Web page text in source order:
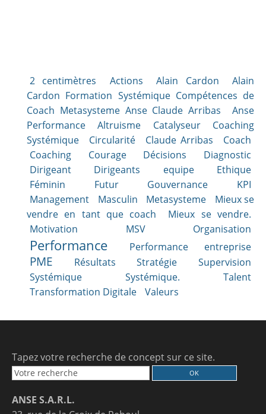
2 centimètres Actions Alain Cardon
Alain
Cardon Formation Systémique Compétences de
Coach Metasysteme Anse Claude Arribas
Anse
Performance Altruisme Catalyseur Coaching
Systémique
Circularité Claude Arribas
Coach
Coaching
Courage Décisions
Diagnostic
Dirigeant
Dirigeants equipe
Ethique
Féminin
Futur Gouvernance
KPI
Management
Masculin Metasysteme
Mieux se
vendre en tant que coach
Mieux se vendre.
Motivation
MSV Organisation
Performance Performance entreprise
PME Résultats Stratégie
Supervision
Systémique
Systémique.
Talent
Transformation Digitale
Valeurs
Tapez votre recherche de concept sur ce site.
ANSE S.A.R.L.